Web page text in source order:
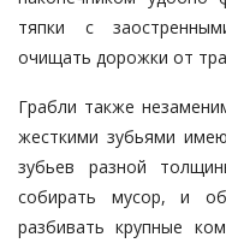
тяпки с
очищать дорожки от
Грабли также
жесткими зубьями
зубьев разной
собирать мусор, и
разбивать крупные